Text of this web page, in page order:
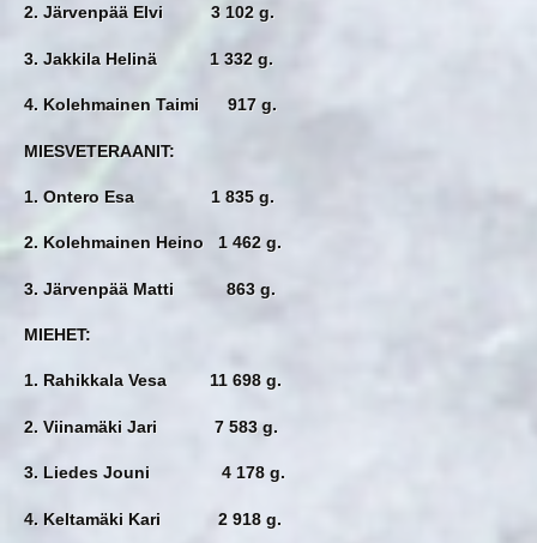
2. Järvenpää Elvi 3 102 g.
3. Jakkila Helinä 1 332 g.
4. Kolehmainen Taimi 917 g.
MIESVETERAANIT:
1. Ontero Esa 1 835 g.
2. Kolehmainen Heino 1 462 g.
3. Järvenpää Matti 863 g.
MIEHET:
1. Rahikkala Vesa 11 698 g.
2. Viinamäki Jari 7 583 g.
3. Liedes Jouni 4 178 g.
4. Keltamäki Kari 2 918 g.